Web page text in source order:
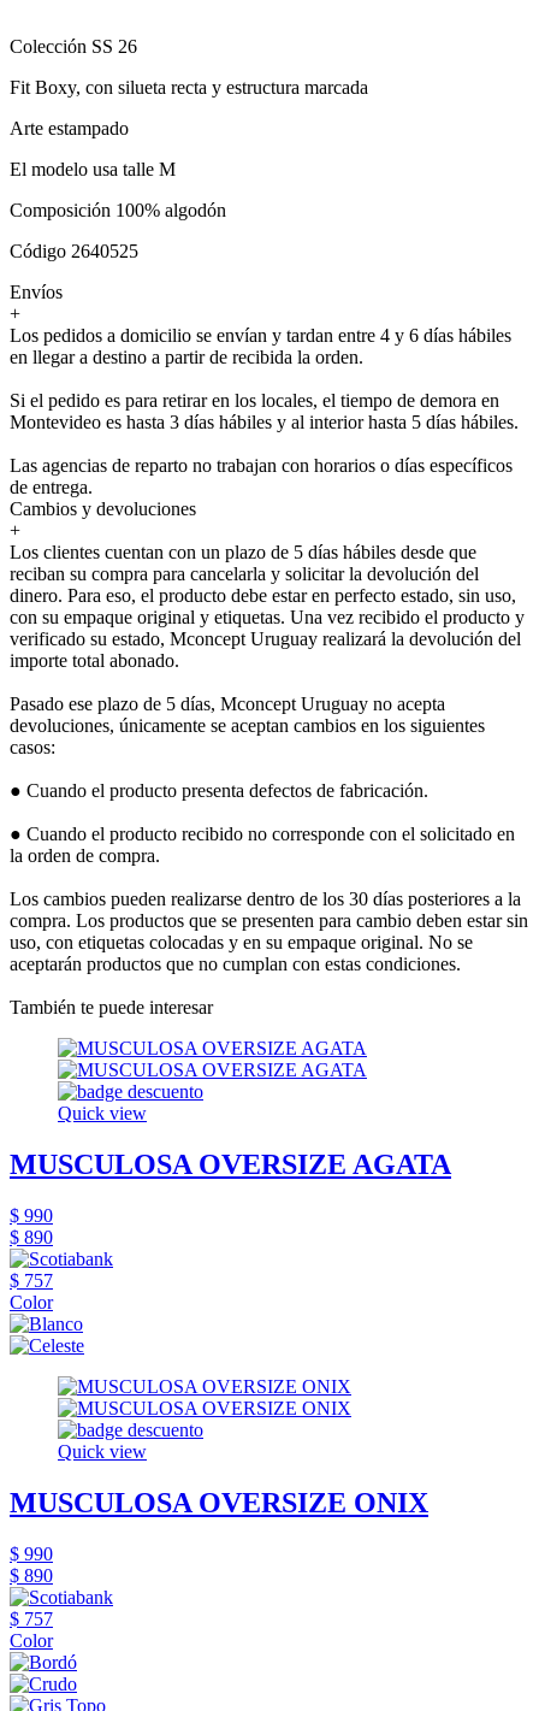
Colección SS 26
Fit Boxy, con silueta recta y estructura marcada
Arte estampado
El modelo usa talle M
Composición 100% algodón
Código 2640525
Envíos
+
Los pedidos a domicilio se envían y tardan entre 4 y 6 días hábiles
en llegar a destino a partir de recibida la orden.
Si el pedido es para retirar en los locales, el tiempo de demora en
Montevideo es hasta 3 días hábiles y al interior hasta 5 días hábiles.
Las agencias de reparto no trabajan con horarios o días específicos
de entrega.
Cambios y devoluciones
+
Los clientes cuentan con un plazo de 5 días hábiles desde que
reciban su compra para cancelarla y solicitar la devolución del
dinero. Para eso, el producto debe estar en perfecto estado, sin uso,
con su empaque original y etiquetas. Una vez recibido el producto y
verificado su estado, Mconcept Uruguay realizará la devolución del
importe total abonado.
Pasado ese plazo de 5 días, Mconcept Uruguay no acepta
devoluciones, únicamente se aceptan cambios en los siguientes
casos:
● Cuando el producto presenta defectos de fabricación.
● Cuando el producto recibido no corresponde con el solicitado en
la orden de compra.
Los cambios pueden realizarse dentro de los 30 días posteriores a la
compra. Los productos que se presenten para cambio deben estar sin
uso, con etiquetas colocadas y en su empaque original. No se
aceptarán productos que no cumplan con estas condiciones.
También te puede interesar
Quick view
MUSCULOSA OVERSIZE AGATA
$ 990
$ 890
$ 757
Color
Quick view
MUSCULOSA OVERSIZE ONIX
$ 990
$ 890
$ 757
Color